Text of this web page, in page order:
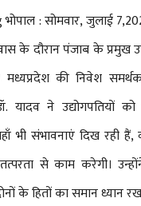
: सोमवार, जुलाई
के दौरान पंजाब के प्रमुख
की निवेश
यादव ने उद्योगपतियों
भी संभावनाएं दिख रही हैं,
से काम करेगी।
के हितों का समान ध्यान